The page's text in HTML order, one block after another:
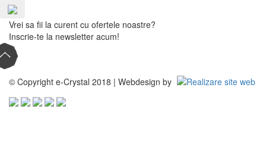
Vrei sa fii la curent cu ofertele noastre?
Inscrie-te la newsletter acum!
© Copyright e-Crystal 2018 | Webdesign by